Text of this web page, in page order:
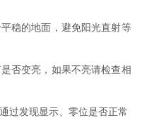
稳的地面，避免阳光直射等
否变亮，如果不亮请检查相
通过发现显示、零位是否正常